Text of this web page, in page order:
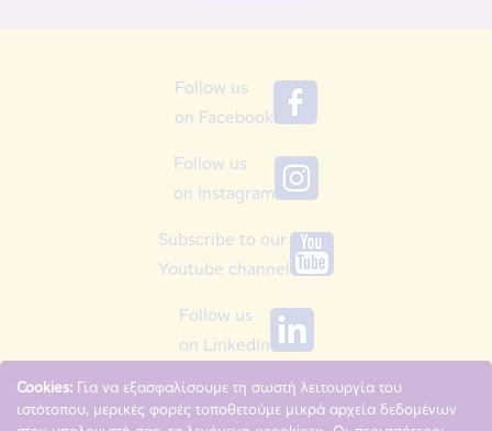
Follow us
on Facebook
Follow us
on Instagram
Subscribe to our
Youtube channel
Follow us
on LinkedIn
Cookies: Για να εξασφαλίσουμε τη σωστή λειτουργία του
ιστότοπου, μερικές φορές τοποθετούμε μικρά αρχεία δεδομένων